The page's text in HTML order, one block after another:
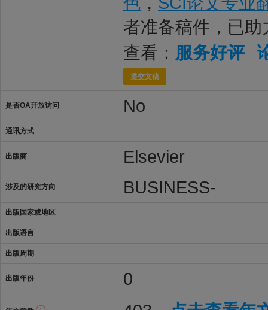
者准备稿件，已
查看： 服务好评
提交文稿
是否OA开放访问 No
通讯方式
出版商 Elsevier
涉及的研究方向 BUSINESS-
出版国家或地区
出版语言
出版周期
出版年份 0